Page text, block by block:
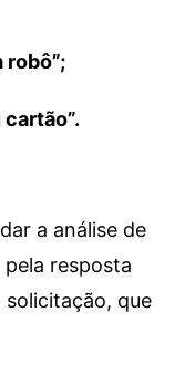
robô”;
cartão”.
a análise de
resposta
que